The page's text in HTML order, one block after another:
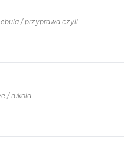
/ przyprawa czyli
/ rukola